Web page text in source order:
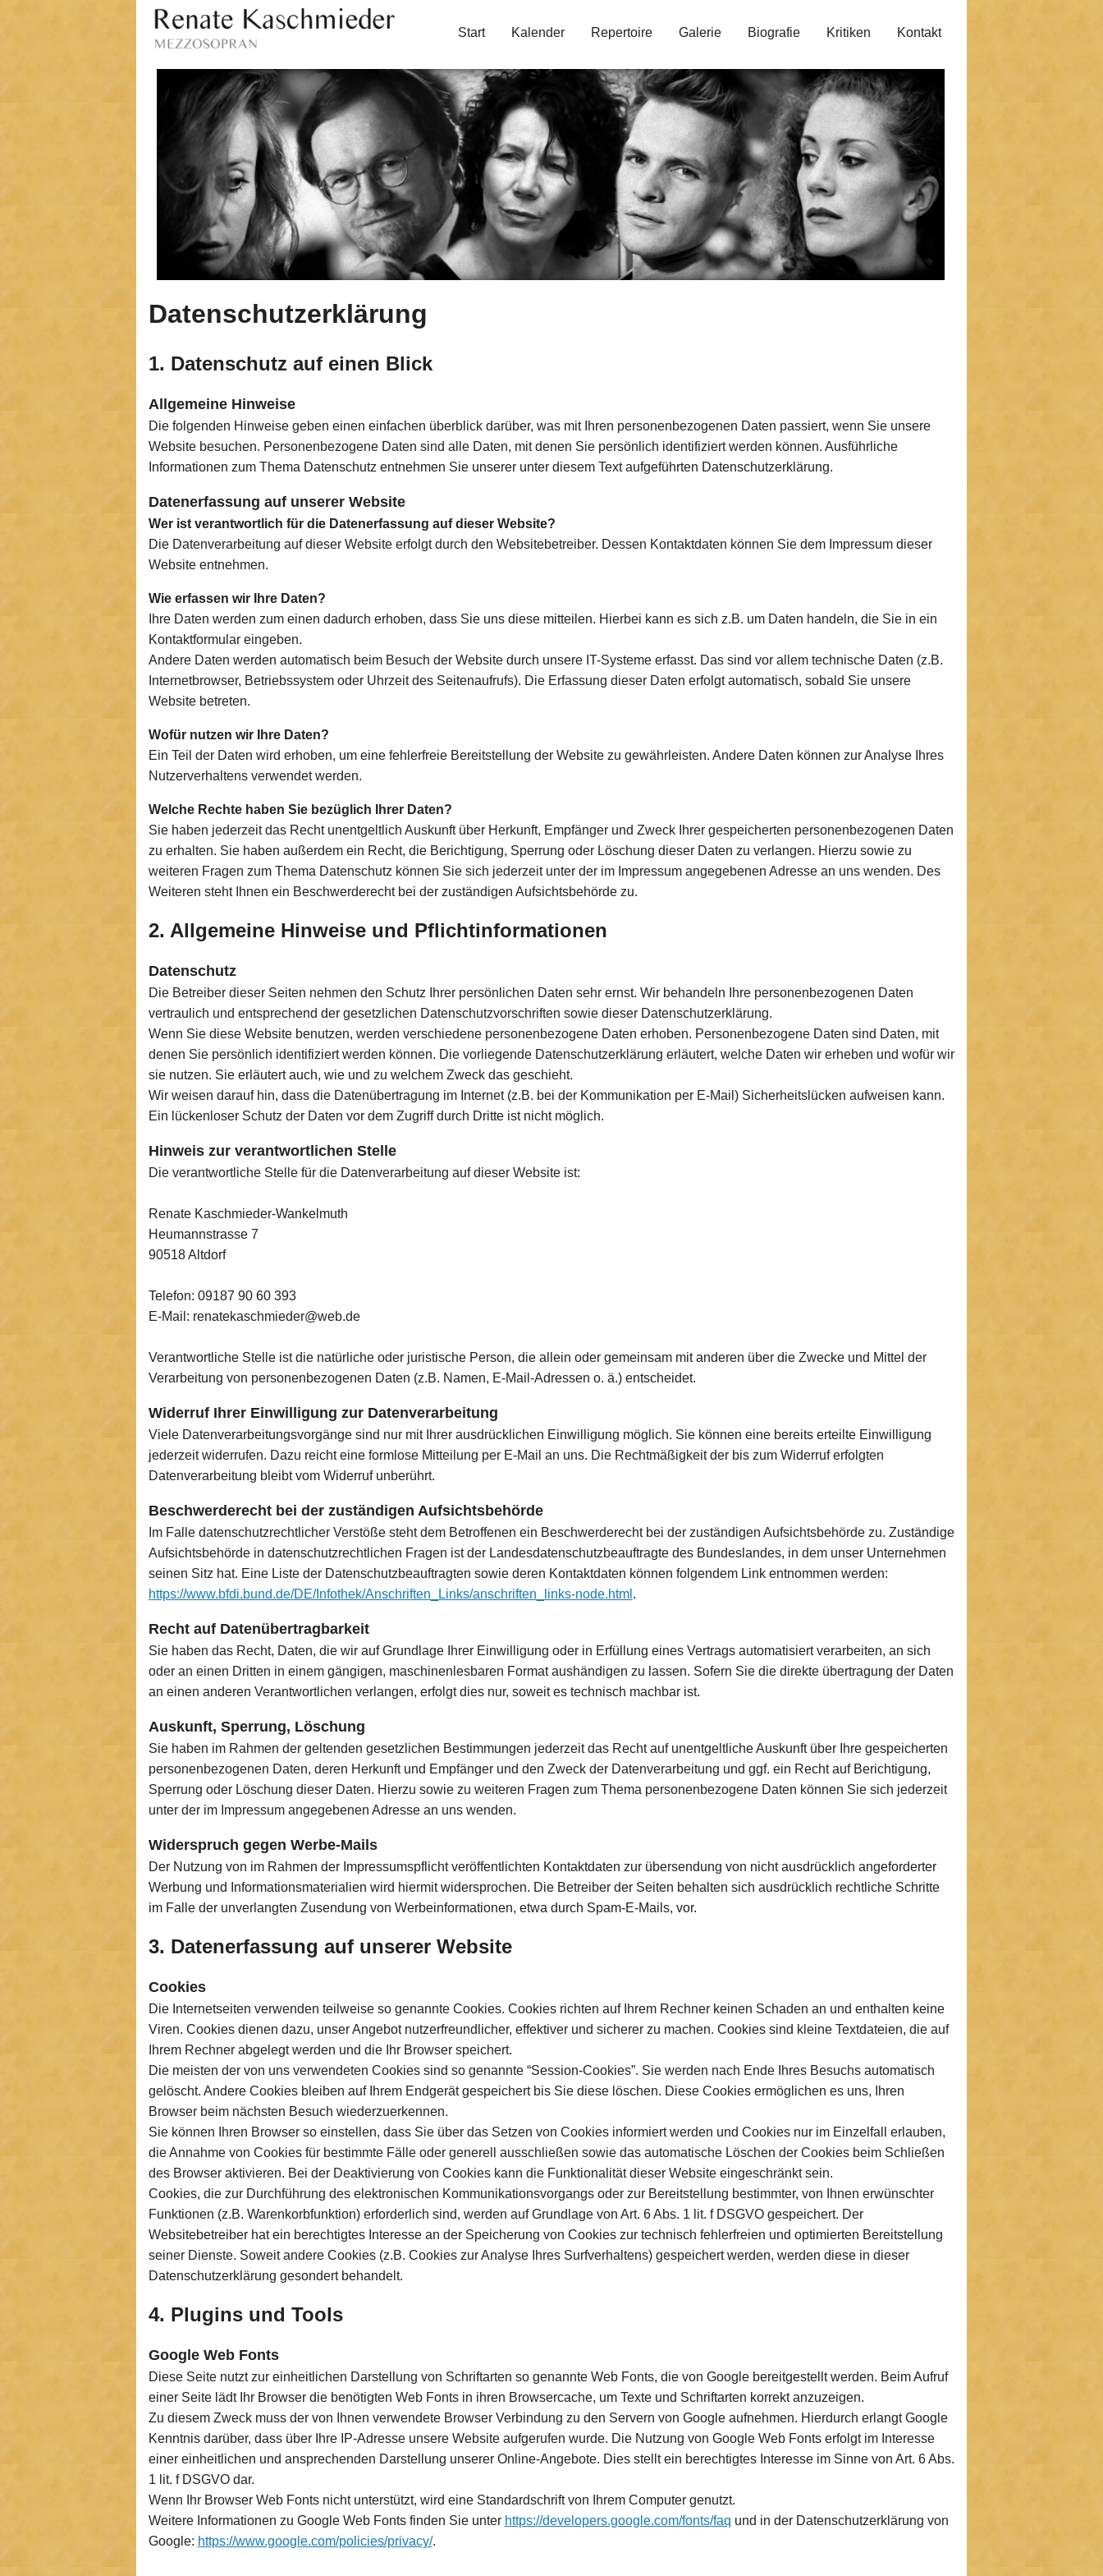
Start Kalender Repertoire Galerie Biografie Kritiken Kontakt
Datenschutzerklärung
1. Datenschutz auf einen Blick
Allgemeine Hinweise
Die folgenden Hinweise geben einen einfachen überblick darüber, was mit Ihren personenbezogenen Daten passiert, wenn Sie unsere
Website besuchen. Personenbezogene Daten sind alle Daten, mit denen Sie persönlich identifiziert werden können. Ausführliche
Informationen zum Thema Datenschutz entnehmen Sie unserer unter diesem Text aufgeführten Datenschutzerklärung.
Datenerfassung auf unserer Website
Wer ist verantwortlich für die Datenerfassung auf dieser Website?
Die Datenverarbeitung auf dieser Website erfolgt durch den Websitebetreiber. Dessen Kontaktdaten können Sie dem Impressum dieser
Website entnehmen.
Wie erfassen wir Ihre Daten?
Ihre Daten werden zum einen dadurch erhoben, dass Sie uns diese mitteilen. Hierbei kann es sich z.B. um Daten handeln, die Sie in ein
Kontaktformular eingeben.
Andere Daten werden automatisch beim Besuch der Website durch unsere IT-Systeme erfasst. Das sind vor allem technische Daten (z.B.
Internetbrowser, Betriebssystem oder Uhrzeit des Seitenaufrufs). Die Erfassung dieser Daten erfolgt automatisch, sobald Sie unsere
Website betreten.
Wofür nutzen wir Ihre Daten?
Ein Teil der Daten wird erhoben, um eine fehlerfreie Bereitstellung der Website zu gewährleisten. Andere Daten können zur Analyse Ihres
Nutzerverhaltens verwendet werden.
Welche Rechte haben Sie bezüglich Ihrer Daten?
Sie haben jederzeit das Recht unentgeltlich Auskunft über Herkunft, Empfänger und Zweck Ihrer gespeicherten personenbezogenen Daten
zu erhalten. Sie haben außerdem ein Recht, die Berichtigung, Sperrung oder Löschung dieser Daten zu verlangen. Hierzu sowie zu
weiteren Fragen zum Thema Datenschutz können Sie sich jederzeit unter der im Impressum angegebenen Adresse an uns wenden. Des
Weiteren steht Ihnen ein Beschwerderecht bei der zuständigen Aufsichtsbehörde zu.
2. Allgemeine Hinweise und Pflichtinformationen
Datenschutz
Die Betreiber dieser Seiten nehmen den Schutz Ihrer persönlichen Daten sehr ernst. Wir behandeln Ihre personenbezogenen Daten
vertraulich und entsprechend der gesetzlichen Datenschutzvorschriften sowie dieser Datenschutzerklärung.
Wenn Sie diese Website benutzen, werden verschiedene personenbezogene Daten erhoben. Personenbezogene Daten sind Daten, mit
denen Sie persönlich identifiziert werden können. Die vorliegende Datenschutzerklärung erläutert, welche Daten wir erheben und wofür wir
sie nutzen. Sie erläutert auch, wie und zu welchem Zweck das geschieht.
Wir weisen darauf hin, dass die Datenübertragung im Internet (z.B. bei der Kommunikation per E-Mail) Sicherheitslücken aufweisen kann.
Ein lückenloser Schutz der Daten vor dem Zugriff durch Dritte ist nicht möglich.
Hinweis zur verantwortlichen Stelle
Die verantwortliche Stelle für die Datenverarbeitung auf dieser Website ist:
Renate Kaschmieder-Wankelmuth
Heumannstrasse 7
90518 Altdorf
Telefon: 09187 90 60 393
E-Mail: renatekaschmieder@web.de
Verantwortliche Stelle ist die natürliche oder juristische Person, die allein oder gemeinsam mit anderen über die Zwecke und Mittel der
Verarbeitung von personenbezogenen Daten (z.B. Namen, E-Mail-Adressen o. ä.) entscheidet.
Widerruf Ihrer Einwilligung zur Datenverarbeitung
Viele Datenverarbeitungsvorgänge sind nur mit Ihrer ausdrücklichen Einwilligung möglich. Sie können eine bereits erteilte Einwilligung
jederzeit widerrufen. Dazu reicht eine formlose Mitteilung per E-Mail an uns. Die Rechtmäßigkeit der bis zum Widerruf erfolgten
Datenverarbeitung bleibt vom Widerruf unberührt.
Beschwerderecht bei der zuständigen Aufsichtsbehörde
Im Falle datenschutzrechtlicher Verstöße steht dem Betroffenen ein Beschwerderecht bei der zuständigen Aufsichtsbehörde zu. Zuständige
Aufsichtsbehörde in datenschutzrechtlichen Fragen ist der Landesdatenschutzbeauftragte des Bundeslandes, in dem unser Unternehmen
seinen Sitz hat. Eine Liste der Datenschutzbeauftragten sowie deren Kontaktdaten können folgendem Link entnommen werden:
https://www.bfdi.bund.de/DE/Infothek/Anschriften_Links/anschriften_links-node.html .
Recht auf Datenübertragbarkeit
Sie haben das Recht, Daten, die wir auf Grundlage Ihrer Einwilligung oder in Erfüllung eines Vertrags automatisiert verarbeiten, an sich
oder an einen Dritten in einem gängigen, maschinenlesbaren Format aushändigen zu lassen. Sofern Sie die direkte übertragung der Daten
an einen anderen Verantwortlichen verlangen, erfolgt dies nur, soweit es technisch machbar ist.
Auskunft, Sperrung, Löschung
Sie haben im Rahmen der geltenden gesetzlichen Bestimmungen jederzeit das Recht auf unentgeltliche Auskunft über Ihre gespeicherten
personenbezogenen Daten, deren Herkunft und Empfänger und den Zweck der Datenverarbeitung und ggf. ein Recht auf Berichtigung,
Sperrung oder Löschung dieser Daten. Hierzu sowie zu weiteren Fragen zum Thema personenbezogene Daten können Sie sich jederzeit
unter der im Impressum angegebenen Adresse an uns wenden.
Widerspruch gegen Werbe-Mails
Der Nutzung von im Rahmen der Impressumspflicht veröffentlichten Kontaktdaten zur übersendung von nicht ausdrücklich angeforderter
Werbung und Informationsmaterialien wird hiermit widersprochen. Die Betreiber der Seiten behalten sich ausdrücklich rechtliche Schritte
im Falle der unverlangten Zusendung von Werbeinformationen, etwa durch Spam-E-Mails, vor.
3. Datenerfassung auf unserer Website
Cookies
Die Internetseiten verwenden teilweise so genannte Cookies. Cookies richten auf Ihrem Rechner keinen Schaden an und enthalten keine
Viren. Cookies dienen dazu, unser Angebot nutzerfreundlicher, effektiver und sicherer zu machen. Cookies sind kleine Textdateien, die auf
Ihrem Rechner abgelegt werden und die Ihr Browser speichert.
Die meisten der von uns verwendeten Cookies sind so genannte “Session-Cookies”. Sie werden nach Ende Ihres Besuchs automatisch
gelöscht. Andere Cookies bleiben auf Ihrem Endgerät gespeichert bis Sie diese löschen. Diese Cookies ermöglichen es uns, Ihren
Browser beim nächsten Besuch wiederzuerkennen.
Sie können Ihren Browser so einstellen, dass Sie über das Setzen von Cookies informiert werden und Cookies nur im Einzelfall erlauben,
die Annahme von Cookies für bestimmte Fälle oder generell ausschließen sowie das automatische Löschen der Cookies beim Schließen
des Browser aktivieren. Bei der Deaktivierung von Cookies kann die Funktionalität dieser Website eingeschränkt sein.
Cookies, die zur Durchführung des elektronischen Kommunikationsvorgangs oder zur Bereitstellung bestimmter, von Ihnen erwünschter
Funktionen (z.B. Warenkorbfunktion) erforderlich sind, werden auf Grundlage von Art. 6 Abs. 1 lit. f DSGVO gespeichert. Der
Websitebetreiber hat ein berechtigtes Interesse an der Speicherung von Cookies zur technisch fehlerfreien und optimierten Bereitstellung
seiner Dienste. Soweit andere Cookies (z.B. Cookies zur Analyse Ihres Surfverhaltens) gespeichert werden, werden diese in dieser
Datenschutzerklärung gesondert behandelt.
4. Plugins und Tools
Google Web Fonts
Diese Seite nutzt zur einheitlichen Darstellung von Schriftarten so genannte Web Fonts, die von Google bereitgestellt werden. Beim Aufruf
einer Seite lädt Ihr Browser die benötigten Web Fonts in ihren Browsercache, um Texte und Schriftarten korrekt anzuzeigen.
Zu diesem Zweck muss der von Ihnen verwendete Browser Verbindung zu den Servern von Google aufnehmen. Hierdurch erlangt Google
Kenntnis darüber, dass über Ihre IP-Adresse unsere Website aufgerufen wurde. Die Nutzung von Google Web Fonts erfolgt im Interesse
einer einheitlichen und ansprechenden Darstellung unserer Online-Angebote. Dies stellt ein berechtigtes Interesse im Sinne von Art. 6 Abs.
1 lit. f DSGVO dar.
Wenn Ihr Browser Web Fonts nicht unterstützt, wird eine Standardschrift von Ihrem Computer genutzt.
Weitere Informationen zu Google Web Fonts finden Sie unter https://developers.google.com/fonts/faq und in der Datenschutzerklärung von
Google: https://www.google.com/policies/privacy/.